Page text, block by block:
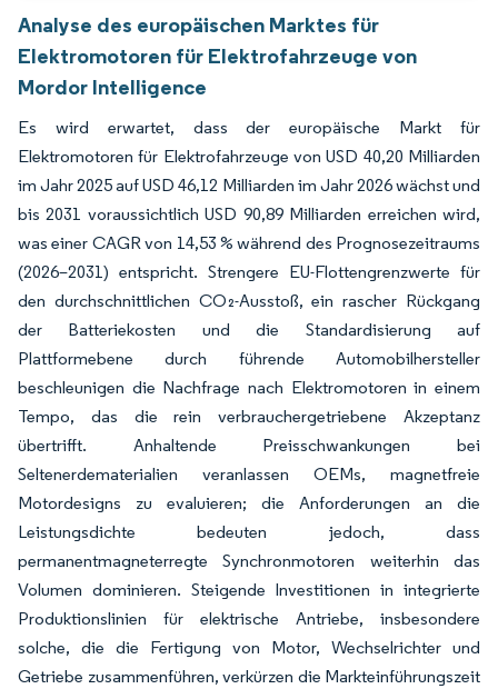
Analyse des europäischen Marktes für
Elektromotoren für Elektrofahrzeuge von
Mordor Intelligence
Es wird erwartet, dass der europäische Markt für
Elektromotoren für Elektrofahrzeuge von USD 40,20 Milliarden
im Jahr 2025 auf USD 46,12 Milliarden im Jahr 2026 wächst und
bis 2031 voraussichtlich USD 90,89 Milliarden erreichen wird,
was einer CAGR von 14,53 % während des Prognosezeitraums
(2026–2031) entspricht. Strengere EU-Flottengrenzwerte für
den durchschnittlichen CO₂-Ausstoß, ein rascher Rückgang
der Batteriekosten und die Standardisierung auf
Plattformebene durch führende Automobilhersteller
beschleunigen die Nachfrage nach Elektromotoren in einem
Tempo, das die rein verbrauchergetriebene Akzeptanz
übertrifft. Anhaltende Preisschwankungen bei
Seltenerdematerialien veranlassen OEMs, magnetfreie
Motordesigns zu evaluieren; die Anforderungen an die
Leistungsdichte bedeuten jedoch, dass
permanentmagneterregte Synchronmotoren weiterhin das
Volumen dominieren. Steigende Investitionen in integrierte
Produktionslinien für elektrische Antriebe, insbesondere
solche, die die Fertigung von Motor, Wechselrichter und
Getriebe zusammenführen, verkürzen die Markteinführungszeit